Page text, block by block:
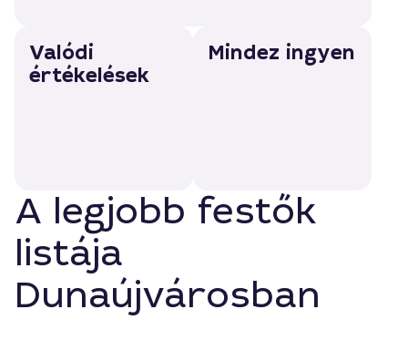
Valódi
értékelések
Mindez ingyen
A legjobb festők
listája
Dunaújvárosban